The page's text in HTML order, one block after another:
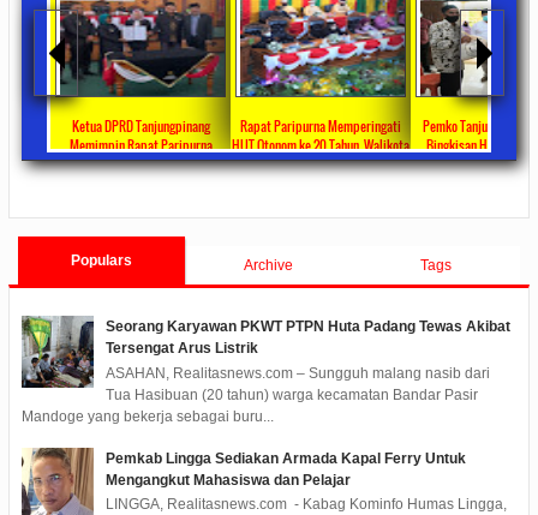
Ketua DPRD Tanjungpinang
Memimpin Rapat Paripurna
Pengesahan Ranperda Perubahan
Rapat Paripurna Memperingati
HUT Otonom ke 20 Tahun, Walikota
Rahma Paparkan Capaian
Pemko Tanjung
Bingkisan Hari Raya
Untuk Masyarakat
Populars Archive Tags
Seorang Karyawan PKWT PTPN Huta Padang Tewas Akibat
Tersengat Arus Listrik
ASAHAN, Realitasnews.com – Sungguh malang nasib dari
Tua Hasibuan (20 tahun) warga kecamatan Bandar Pasir
Mandoge yang bekerja sebagai buru...
Pemkab Lingga Sediakan Armada Kapal Ferry Untuk
Mengangkut Mahasiswa dan Pelajar
LINGGA, Realitasnews.com - Kabag Kominfo Humas Lingga,